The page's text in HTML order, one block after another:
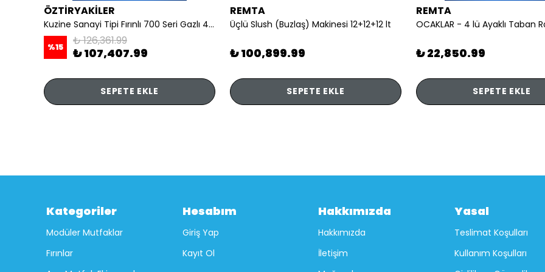
ÖZTİRYAKİLER
Kuzine Sanayi Tipi Fırınlı 700 Seri Gazlı 4 Açık Ateş 80x70x85 (Lp)-2X6Kw+2X7,5Kw+6Kw Elektrikli Fırın
%15 ₺ 126,361.99
₺ 107,407.99
SEPETE EKLE
REMTA
Üçlü Slush (Buzlaş) Makinesi 12+12+12 lt
₺ 100,899.99
SEPETE EKLE
REMTA
₺ 22,850.99
SEPETE EKLE
Kategoriler
Modüler Mutfaklar
Fırınlar
Hesabım
Giriş Yap
Kayıt Ol
Hakkımızda
Hakkımızda
İletişim
Yasal
Teslimat Koşulları
Kullanım Koşulları